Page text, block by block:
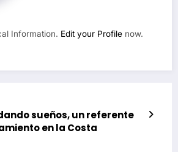
Information. Edit your Profile now.
sueños, un referente
en la Costa